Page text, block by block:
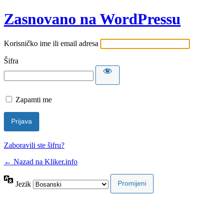
Zasnovano na WordPressu
Korisničko ime ili email adresa
Šifra
Zapamti me
Zaboravili ste šifru?
← Nazad na Kliker.info
Jezik